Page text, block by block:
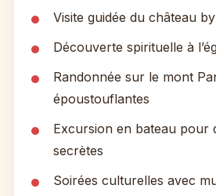
Visite guidée du château
Découverte spirituelle à
Randonnée sur le mont
époustouflantes
Excursion en bateau pour
secrètes
Soirées culturelles avec